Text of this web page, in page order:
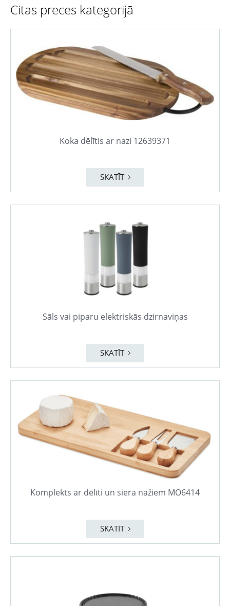
Citas preces kategorijā
Koka dēlītis ar nazi 12639371
SKATĪT
Sāls vai piparu elektriskās dzirnaviņas
SKATĪT
Komplekts ar dēlīti un siera nažiem MO6414
SKATĪT